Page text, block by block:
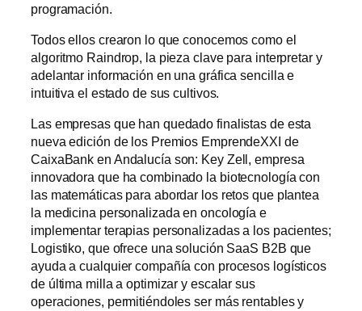
programación.
Todos ellos crearon lo que conocemos como el
algoritmo Raindrop, la pieza clave para interpretar y
adelantar información en una gráfica sencilla e
intuitiva el estado de sus cultivos.
Las empresas que han quedado finalistas de esta
nueva edición de los Premios EmprendeXXI de
CaixaBank en Andalucía son: Key Zell, empresa
innovadora que ha combinado la biotecnología con
las matemáticas para abordar los retos que plantea
la medicina personalizada en oncología e
implementar terapias personalizadas a los pacientes;
Logistiko, que ofrece una solución SaaS B2B que
ayuda a cualquier compañía con procesos logísticos
de última milla a optimizar y escalar sus
operaciones, permitiéndoles ser más rentables y